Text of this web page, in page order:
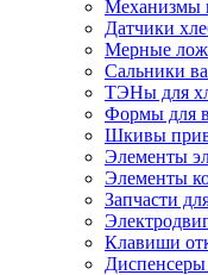
Механизмы
Датчики
Мерные
Сальники
ТЭНы для
Формы для
Шкивы
Элементы
Элементы
Запчасти
Клавиши
Диспенсеры